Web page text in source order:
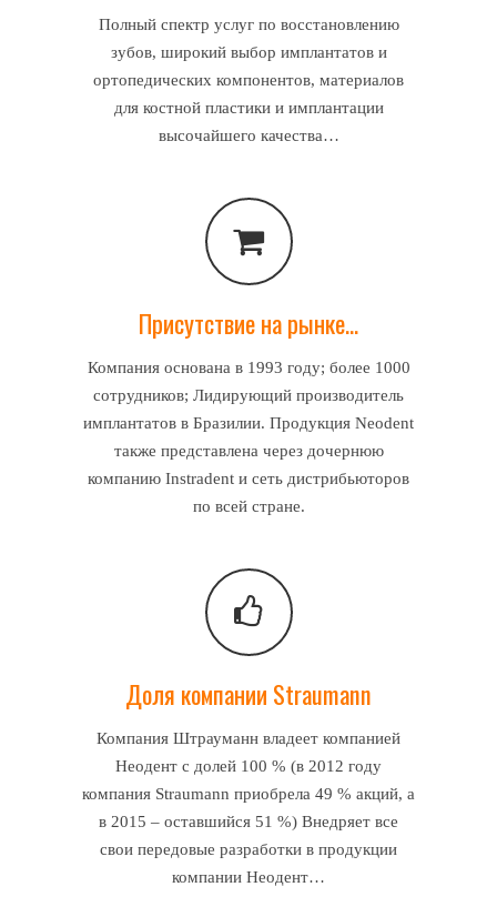
Полный спектр услуг по восстановлению
зубов, широкий выбор имплантатов и
ортопедических компонентов, материалов
для костной пластики и имплантации
высочайшего качества…
Присутствие на рынке…
Компания основана в 1993 году; более 1000
сотрудников; Лидирующий производитель
имплантатов в Бразилии. Продукция Neodent
также представлена через дочернюю
компанию Instradent и сеть дистрибьюторов
по всей стране.
Доля компании Straumann
Компания Штрауманн владеет компанией
Неодент с долей 100 % (в 2012 году
компания Straumann приобрела 49 % акций, а
в 2015 – оставшийся 51 %) Внедряет все
свои передовые разработки в продукции
компании Неодент…